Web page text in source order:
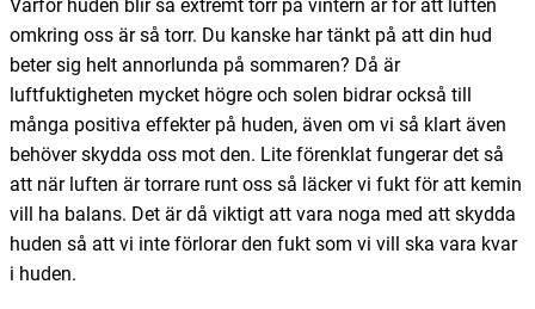
Varför huden blir så extremt torr på vintern är för att luften
omkring oss är så torr. Du kanske har tänkt på att din hud
beter sig helt annorlunda på sommaren? Då är
luftfuktigheten mycket högre och solen bidrar också till
många positiva effekter på huden, även om vi så klart även
behöver skydda oss mot den. Lite förenklat fungerar det så
att när luften är torrare runt oss så läcker vi fukt för att kemin
vill ha balans. Det är då viktigt att vara noga med att skydda
huden så att vi inte förlorar den fukt som vi vill ska vara kvar
i huden.